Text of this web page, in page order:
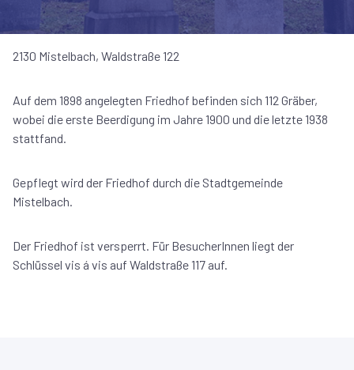
2130 Mistelbach, Waldstraße 122
Auf dem 1898 angelegten Friedhof befinden sich 112 Gräber,
wobei die erste Beerdigung im Jahre 1900 und die letzte 1938
stattfand.
Gepflegt wird der Friedhof durch die Stadtgemeinde
Mistelbach.
Der Friedhof ist versperrt. Für BesucherInnen liegt der
Schlüssel vis á vis auf Waldstraße 117 auf.